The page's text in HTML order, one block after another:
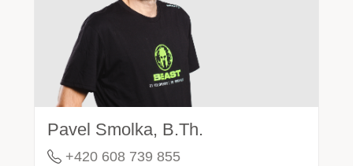
Pavel Smolka, B.Th.
+420 608 739 855